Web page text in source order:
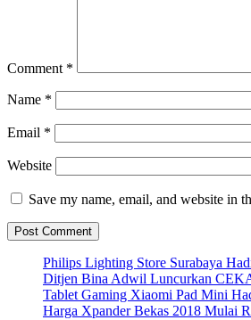
Comment *
Name *
Email *
Website
Save my name, email, and website in
Philips Lighting Store Surabaya
Ditjen Bina Adwil Luncurkan
Tablet Gaming Xiaomi Pad Mini
Harga Xpander Bekas 2018 Mulai